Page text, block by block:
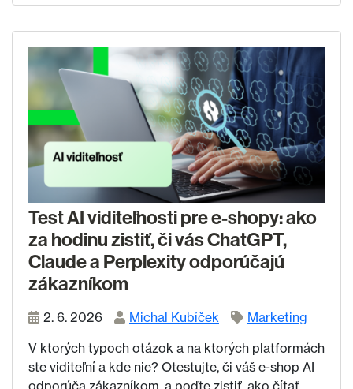
Test AI viditeľnosti pre e-shopy: ako
za hodinu zistiť, či vás ChatGPT,
Claude a Perplexity odporúčajú
zákazníkom
2. 6. 2026 Michal Kubíček
Marketing
V ktorých typoch otázok a na ktorých platformách
ste viditeľní a kde nie? Otestujte, či váš e-shop AI
odporúča zákazníkom, a poďte zistiť, ako čítať